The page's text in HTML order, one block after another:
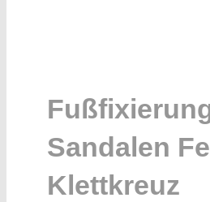
Sandalen
Klettkreuz